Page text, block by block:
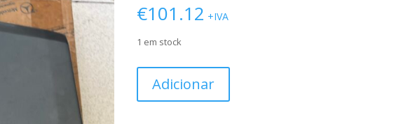
€101.12 +IVA
1 em stock
Friso
Adicionar